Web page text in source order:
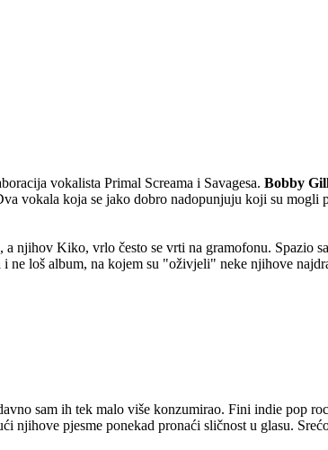
vokalista Primal Screama i Savagesa. Bobby
vokala koja se jako dobro nadopunjuju koji su mogli
njihov Kiko, vrlo često se vrti na gramofonu. Spazio
loš album, na kojem su "oživjeli" neke njihove
sam ih tek malo više konzumirao. Fini indie pop
njihove pjesme ponekad pronaći sličnost u glasu.